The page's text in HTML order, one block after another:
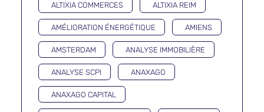
ALTIXIA COMMERCES ALTIXIA REIM
AMÉLIORATION ÉNERGÉTIQUE AMIENS
AMSTERDAM ANALYSE IMMOBILIÈRE
ANALYSE SCPI ANAXAGO
ANAXAGO CAPITAL